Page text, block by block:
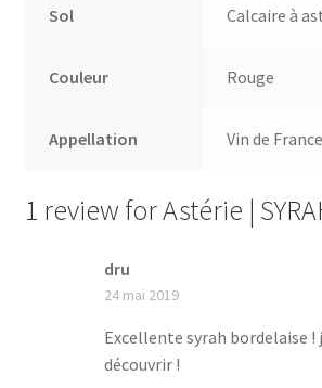
Sol Calcaire à
Couleur Rouge
Appellation Vin de France
1 review forAstérie |
dru
24 mai 2019
Excellente syrah bordelaise !
découvrir !